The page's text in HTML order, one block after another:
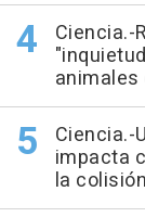
Ciencia.-
Ciencia.-
impacta
la